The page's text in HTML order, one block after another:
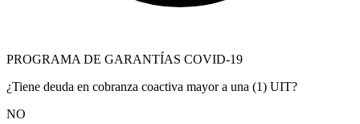
PROGRAMA DE GARANTÍAS COVID-19
¿Tiene deuda en cobranza coactiva mayor a una (1) UIT?
NO